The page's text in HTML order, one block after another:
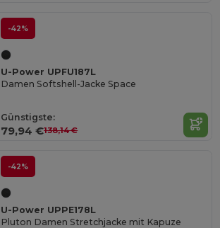
-42%
U-Power UPFU187L
Damen Softshell-Jacke Space
Günstigste:
79,94 €138,14 €
-42%
U-Power UPPE178L
Pluton Damen Stretchjacke mit Kapuze